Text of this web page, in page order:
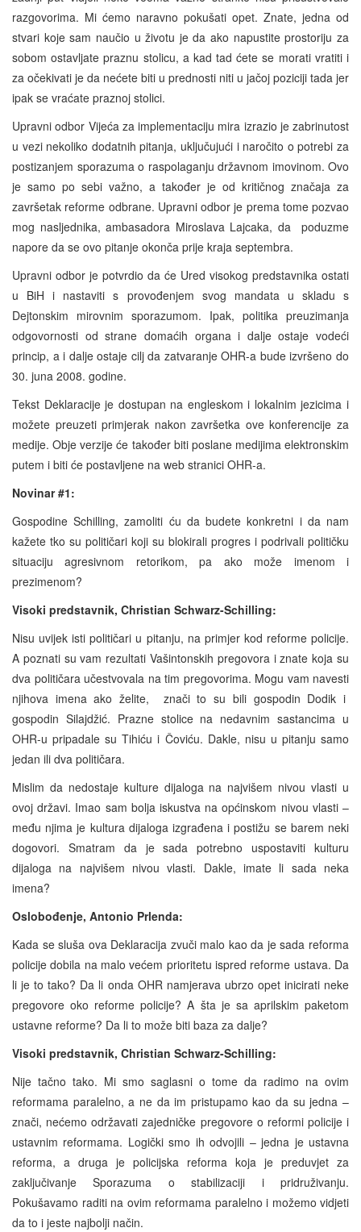
razgovorima. Mi ćemo naravno pokušati opet. Znate, jedna od
stvari koje sam naučio u životu je da ako napustite prostoriju za
sobom ostavljate praznu stolicu, a kad tad ćete se morati vratiti i
za očekivati je da nećete biti u prednosti niti u jačoj poziciji tada jer
ipak se vraćate praznoj stolici.
Upravni odbor Vijeća za implementaciju mira izrazio je zabrinutost
u vezi nekoliko dodatnih pitanja, uključujući i naročito o potrebi za
postizanjem sporazuma o raspolaganju državnom imovinom. Ovo
je samo po sebi važno, a također je od kritičnog značaja za
završetak reforme odbrane. Upravni odbor je prema tome pozvao
mog nasljednika, ambasadora Miroslava Lajcaka, da poduzme
napore da se ovo pitanje okonča prije kraja septembra.
Upravni odbor je potvrdio da će Ured visokog predstavnika ostati
u BiH i nastaviti s provođenjem svog mandata u skladu s
Dejtonskim mirovnim sporazumom. Ipak, politika preuzimanja
odgovornosti od strane domaćih organa i dalje ostaje vodeći
princip, a i dalje ostaje cilj da zatvaranje OHR-a bude izvršeno do
30. juna 2008. godine.
Tekst Deklaracije je dostupan na engleskom i lokalnim jezicima i
možete preuzeti primjerak nakon završetka ove konferencije za
medije. Obje verzije će također biti poslane medijima elektronskim
putem i biti će postavljene na web stranici OHR-a.
Novinar #1:
Gospodine Schilling, zamoliti ću da budete konkretni i da nam
kažete tko su političari koji su blokirali progres i podrivali političku
situaciju agresivnom retorikom, pa ako može imenom i
prezimenom?
Visoki predstavnik, Christian Schwarz-Schilling:
Nisu uvijek isti političari u pitanju, na primjer kod reforme policije.
A poznati su vam rezultati Vašintonskih pregovora i znate koja su
dva političara učestvovala na tim pregovorima. Mogu vam navesti
njihova imena ako želite, znači to su bili gospodin Dodik i
gospodin Silajdžić. Prazne stolice na nedavnim sastancima u
OHR-u pripadale su Tihiću i Čoviću. Dakle, nisu u pitanju samo
jedan ili dva političara.
Mislim da nedostaje kulture dijaloga na najvišem nivou vlasti u
ovoj državi. Imao sam bolja iskustva na općinskom nivou vlasti –
među njima je kultura dijaloga izgrađena i postižu se barem neki
dogovori. Smatram da je sada potrebno uspostaviti kulturu
dijaloga na najvišem nivou vlasti. Dakle, imate li sada neka
imena?
Oslobođenje, Antonio Prlenda:
Kada se sluša ova Deklaracija zvuči malo kao da je sada reforma
policije dobila na malo većem prioritetu ispred reforme ustava. Da
li je to tako? Da li onda OHR namjerava ubrzo opet inicirati neke
pregovore oko reforme policije? A šta je sa aprilskim paketom
ustavne reforme? Da li to može biti baza za dalje?
Visoki predstavnik, Christian Schwarz-Schilling:
Nije tačno tako. Mi smo saglasni o tome da radimo na ovim
reformama paralelno, a ne da im pristupamo kao da su jedna –
znači, nećemo održavati zajedničke pregovore o reformi policije i
ustavnim reformama. Logički smo ih odvojili – jedna je ustavna
reforma, a druga je policijska reforma koja je preduvjet za
zaključivanje Sporazuma o stabilizaciji i pridruživanju.
Pokušavamo raditi na ovim reformama paralelno i možemo vidjeti
da to i jeste najbolji način.